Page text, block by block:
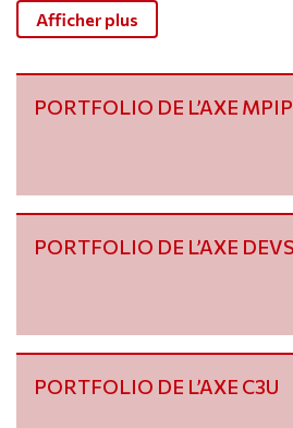
LUTH (“L’Université à l’heure des
Chaque axe présente
du laboratoire.
Afficher plus
PORTFOLIO DE L’AXE MPIP
PORTFOLIO DE L’AXE
PORTFOLIO DE L’AXE C3U